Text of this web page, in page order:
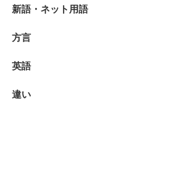
新語・ネット用語
方言
英語
違い